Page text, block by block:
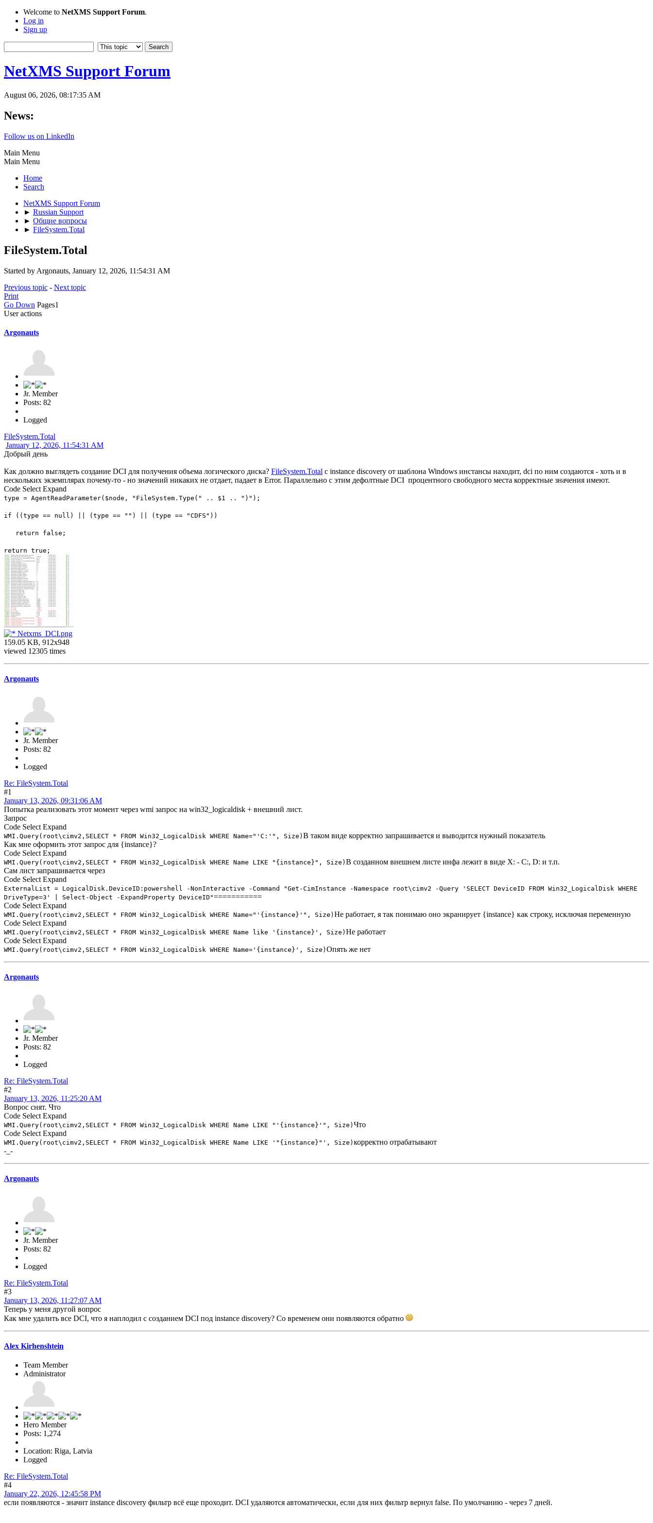
Welcome to NetXMS Support Forum.
Log in
Sign up
NetXMS Support Forum
August 06, 2026, 08:17:35 AM
News:
Follow us on LinkedIn
Main Menu
Main Menu
Home
Search
NetXMS Support Forum
► Russian Support
► Общие вопросы
► FileSystem.Total
FileSystem.Total
Started by Argonauts, January 12, 2026, 11:54:31 AM
Previous topic - Next topic
Print
Go Down Pages1
User actions
Argonauts
Jr. Member
Posts: 82
Logged
FileSystem.Total
January 12, 2026, 11:54:31 AM
Добрый день
Как должно выглядеть создание DCI для получения объема логического диска? FileSystem.Total с instance discovery от шаблона Windows инстансы находит, dci по ним создаются - хоть и в
нескольких экземплярах почему-то - но значений никаких не отдает, падает в Error. Параллельно с этим дефолтные DCI процентного свободного места корректные значения имеют.
Code Select Expand
type = AgentReadParameter($node, "FileSystem.Type(" .. $1 .. ")");
if ((type == null) || (type == "") || (type == "CDFS"))
return false;
return true;
Netxms_DCI.png
159.05 KB, 912x948
viewed 12305 times
Argonauts
Jr. Member
Posts: 82
Logged
Re: FileSystem.Total
#1
January 13, 2026, 09:31:06 AM
Попытка реализовать этот момент через wmi запрос на win32_logicaldisk + внешний лист.
Запрос
Code Select Expand
WMI.Query(root\cimv2,SELECT * FROM Win32_LogicalDisk WHERE Name="'C:'", Size) В таком виде корректно запрашивается и выводится нужный показатель
Как мне оформить этот запрос для {instance}?
Code Select Expand
WMI.Query(root\cimv2,SELECT * FROM Win32_LogicalDisk WHERE Name LIKE "{instance}", Size) В созданном внешнем листе инфа лежит в виде X: - С:, D: и т.п.
Сам лист запрашивается через
Code Select Expand
ExternalList = LogicalDisk.DeviceID:powershell -NonInteractive -Command "Get-CimInstance -Namespace root\cimv2 -Query 'SELECT DeviceID FROM Win32_LogicalDisk WHERE
DriveType=3' | Select-Object -ExpandProperty DeviceID"===========
Code Select Expand
WMI.Query(root\cimv2,SELECT * FROM Win32_LogicalDisk WHERE Name="'{instance}'", Size) Не работает, я так понимаю оно экранирует {instance} как строку, исключая переменную
Code Select Expand
WMI.Query(root\cimv2,SELECT * FROM Win32_LogicalDisk WHERE Name like '{instance}', Size) Не работает
Code Select Expand
WMI.Query(root\cimv2,SELECT * FROM Win32_LogicalDisk WHERE Name='{instance}', Size) Опять же нет
Argonauts
Jr. Member
Posts: 82
Logged
Re: FileSystem.Total
#2
January 13, 2026, 11:25:20 AM
Вопрос снят. Что
Code Select Expand
WMI.Query(root\cimv2,SELECT * FROM Win32_LogicalDisk WHERE Name LIKE "'{instance}'", Size) Что
Code Select Expand
WMI.Query(root\cimv2,SELECT * FROM Win32_LogicalDisk WHERE Name LIKE '"{instance}"', Size) корректно отрабатывают
-_-
Argonauts
Jr. Member
Posts: 82
Logged
Re: FileSystem.Total
#3
January 13, 2026, 11:27:07 AM
Теперь у меня другой вопрос
Как мне удалить все DCI, что я наплодил с созданием DCI под instance discovery? Со временем они появляются обратно
Alex Kirhenshtein
Team Member
Administrator
Hero Member
Posts: 1,274
Location: Riga, Latvia
Logged
Re: FileSystem.Total
#4
January 22, 2026, 12:45:58 PM
если появляются - значит instance discovery фильтр всё еще проходит. DCI удаляются автоматически, если для них фильтр вернул false. По умолчанию - через 7 дней.